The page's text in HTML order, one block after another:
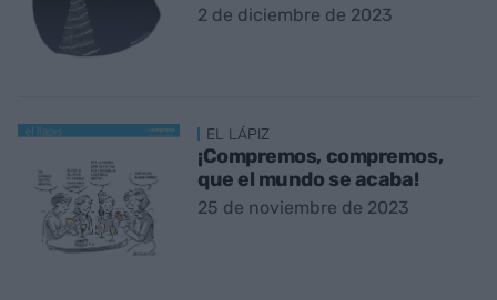
2 de diciembre de 2023
EL LÁPIZ
¡Compremos, compremos,
que el mundo se acaba!
25 de noviembre de 2023